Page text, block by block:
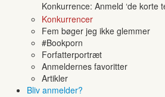
Konkurrence: Anmeld ‘de korte
Konkurrencer
Fem bøger jeg ikke glemmer
#Bookporn
Forfatterportræt
Anmeldernes favoritter
Artikler
Bliv anmelder?